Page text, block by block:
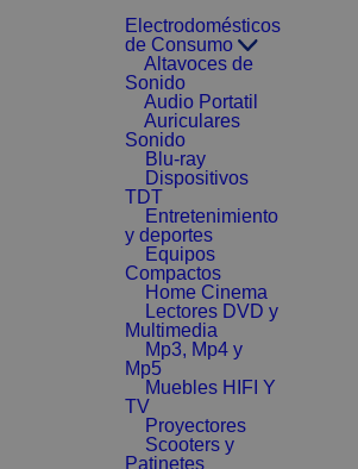
Electrodomésticos
de Consumo
Altavoces de
Sonido
Audio Portatil
Auriculares
Sonido
Blu-ray
Dispositivos
TDT
Entretenimiento
y deportes
Equipos
Compactos
Home Cinema
Lectores DVD y
Multimedia
Mp3, Mp4 y
Mp5
Muebles HIFI Y
TV
Proyectores
Scooters y
Patinetes